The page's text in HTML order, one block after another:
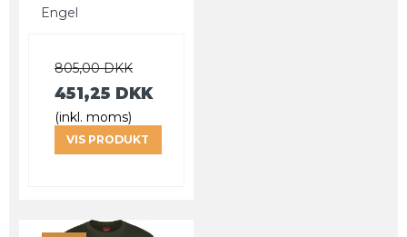
Engel
805,00 DKK
451,25 DKK
(inkl. moms)
VIS PRODUKT